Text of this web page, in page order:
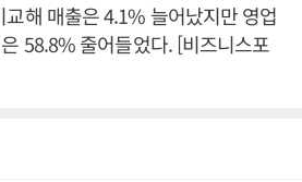
해 매출은 4.1% 늘어났지만 영업
58.8% 줄어들었다. [비즈니스포